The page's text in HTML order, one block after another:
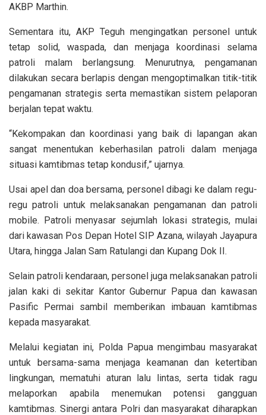
AKBP Marthin.
Sementara itu, AKP Teguh mengingatkan personel untuk
tetap solid, waspada, dan menjaga koordinasi selama
patroli malam berlangsung. Menurutnya, pengamanan
dilakukan secara berlapis dengan mengoptimalkan titik-titik
pengamanan strategis serta memastikan sistem pelaporan
berjalan tepat waktu.
“Kekompakan dan koordinasi yang baik di lapangan akan
sangat menentukan keberhasilan patroli dalam menjaga
situasi kamtibmas tetap kondusif,” ujarnya.
Usai apel dan doa bersama, personel dibagi ke dalam regu-
regu patroli untuk melaksanakan pengamanan dan patroli
mobile. Patroli menyasar sejumlah lokasi strategis, mulai
dari kawasan Pos Depan Hotel SIP Azana, wilayah Jayapura
Utara, hingga Jalan Sam Ratulangi dan Kupang Dok II.
Selain patroli kendaraan, personel juga melaksanakan patroli
jalan kaki di sekitar Kantor Gubernur Papua dan kawasan
Pasific Permai sambil memberikan imbauan kamtibmas
kepada masyarakat.
Melalui kegiatan ini, Polda Papua mengimbau masyarakat
untuk bersama-sama menjaga keamanan dan ketertiban
lingkungan, mematuhi aturan lalu lintas, serta tidak ragu
melaporkan apabila menemukan potensi gangguan
kamtibmas. Sinergi antara Polri dan masyarakat diharapkan